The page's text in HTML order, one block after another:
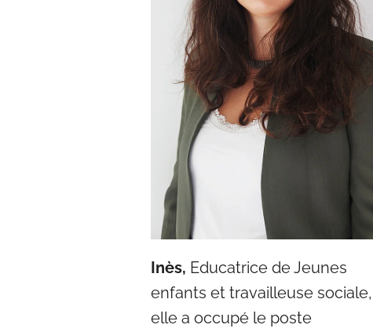
Inès, Educatrice de Jeunes
enfants et travailleuse sociale,
elle a occupé le poste